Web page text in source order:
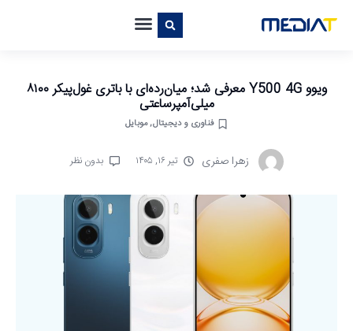
ویوو Y500 4G معرفی شد؛ میان‌رده‌ای با باتری غول‌پیکر ۸۱۰۰
میلی‌آمپرساعتی
فناوری و دیجیتال,موبایل
زهرا صفری تیر ۱۶, ۱۴۰۵ بدون نظر